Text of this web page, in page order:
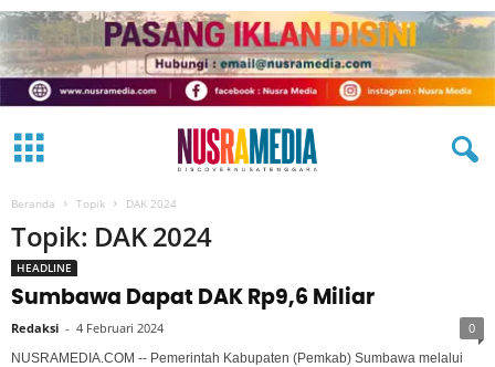
Beranda Topik DAK 2024
Topik: DAK 2024
HEADLINE
Sumbawa Dapat DAK Rp9,6 Miliar
Redaksi - 4 Februari 2024 0
NUSRAMEDIA.COM -- Pemerintah Kabupaten (Pemkab) Sumbawa melalui